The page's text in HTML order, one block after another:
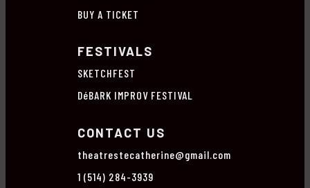
BUY A TICKET
FESTIVALS
SKETCHFEST
DéBARK IMPROV FESTIVAL
CONTACT US
theatrestecatherine@gmail.com
1 (514) 284-3939